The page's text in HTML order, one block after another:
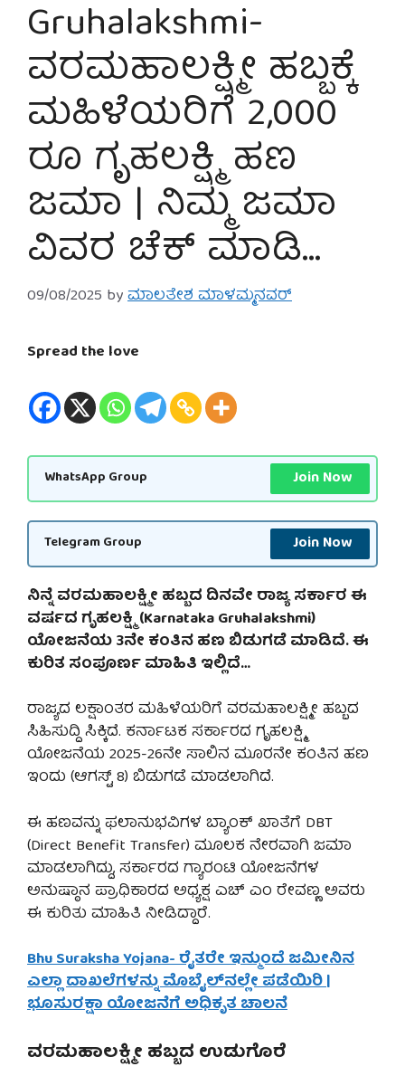
Gruhalakshmi-
ವರಮಹಾಲಕ್ಷ್ಮೀ ಹಬ್ಬಕ್ಕೆ
ಮಹಿಳೆಯರಿಗೆ 2,000
ರೂ ಗೃಹಲಕ್ಷ್ಮಿ ಹಣ
ಜಮಾ | ನಿಮ್ಮ ಜಮಾ
ವಿವರ ಚೆಕ್ ಮಾಡಿ…
09/08/2025 byಮಾಲತೇಶ ಮಾಳಮ್ಮನವರ್
Spread the love
WhatsApp Group Join Now
Telegram Group Join Now
ನಿನ್ನೆ ವರಮಹಾಲಕ್ಷ್ಮೀ ಹಬ್ಬದ ದಿನವೇ ರಾಜ್ಯ ಸರ್ಕಾರ ಈ
ವರ್ಷದ ಗೃಹಲಕ್ಷ್ಮಿ (Karnataka Gruhalakshmi)
ಯೋಜನೆಯ 3ನೇ ಕಂತಿನ ಹಣ ಬಿಡುಗಡೆ ಮಾಡಿದೆ. ಈ
ಕುರಿತ ಸಂಪೂರ್ಣ ಮಾಹಿತಿ ಇಲ್ಲಿದೆ…
ರಾಜ್ಯದ ಲಕ್ಷಾಂತರ ಮಹಿಳೆಯರಿಗೆ ವರಮಹಾಲಕ್ಷ್ಮೀ ಹಬ್ಬದ
ಸಿಹಿಸುದ್ದಿ ಸಿಕ್ಕಿದೆ. ಕರ್ನಾಟಕ ಸರ್ಕಾರದ ಗೃಹಲಕ್ಷ್ಮಿ
ಯೋಜನೆಯ 2025-26ನೇ ಸಾಲಿನ ಮೂರನೇ ಕಂತಿನ ಹಣ
ಇಂದು (ಆಗಸ್ಟ್ 8) ಬಿಡುಗಡೆ ಮಾಡಲಾಗಿದೆ.
ಈ ಹಣವನ್ನು ಫಲಾನುಭವಿಗಳ ಬ್ಯಾಂಕ್ ಖಾತೆಗೆ DBT
(Direct Benefit Transfer) ಮೂಲಕ ನೇರವಾಗಿ ಜಮಾ
ಮಾಡಲಾಗಿದ್ದು, ಸರ್ಕಾರದ ಗ್ಯಾರಂಟಿ ಯೋಜನೆಗಳ
ಅನುಷ್ಠಾನ ಪ್ರಾಧಿಕಾರದ ಅಧ್ಯಕ್ಷ ಎಚ್ ಎಂ ರೇವಣ್ಣ ಅವರು
ಈ ಕುರಿತು ಮಾಹಿತಿ ನೀಡಿದ್ದಾರೆ.
Bhu Suraksha Yojana- ರೈತರೇ ಇನ್ಮುಂದೆ ಜಮೀನಿನ
ಎಲ್ಲಾ ದಾಖಲೆಗಳನ್ನು ಮೊಬೈಲ್‌ನಲ್ಲೇ ಪಡೆಯಿರಿ |
ಭೂಸುರಕ್ಷಾ ಯೋಜನೆಗೆ ಅಧಿಕೃತ ಚಾಲನೆ
ವರಮಹಾಲಕ್ಷ್ಮೀ ಹಬ್ಬದ ಉಡುಗೊರೆ